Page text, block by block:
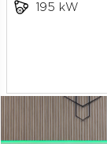
195 kW